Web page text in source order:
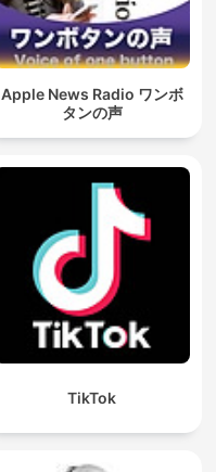
Apple News Radio ワンボ
タンの声
TikTok